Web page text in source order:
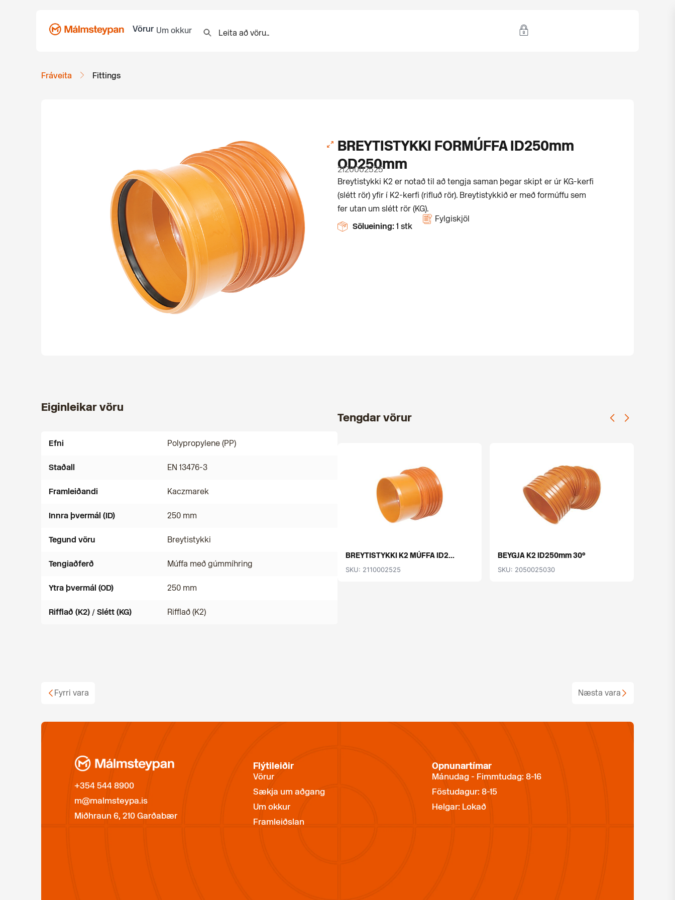
Vörur Um okkur
Fráveita Fittings
BREYTISTYKKI FORMÚFFA ID250mm
OD250mm
2120002525
Breytistykki K2 er notað til að tengja saman þegar skipt er úr KG-kerfi
(slétt rör) yfir í K2-kerfi (rifluð rör). Breytistykkið er með formúffu sem
fer utan um slétt rör (KG).
Sölueining: 1 stk
Fylgiskjöl
Eiginleikar vöru
Efni Polypropylene (PP)
Staðall EN 13476-3
Framleiðandi Kaczmarek
Innra þvermál (ID) 250 mm
Tegund vöru Breytistykki
Tengiaðferð Múffa með gúmmíhring
Ytra þvermál (OD) 250 mm
Rifflað (K2) / Slétt (KG) Rifflað (K2)
Tengdar vörur
BREYTISTYKKI K2 MÚFFA ID2...
SKU: 2110002525
BEYGJA K2 ID250mm 30°
SKU: 2050025030
Fyrri vara Næsta vara
+354 544 8900
m@malmsteypa.is
Miðhraun 6, 210 Garðabær
Flýtileiðir
Vörur
Sækja um aðgang
Um okkur
Framleiðslan
Opnunartímar
Mánudag - Fimmtudag: 8-16
Föstudagur: 8-15
Helgar: Lokað